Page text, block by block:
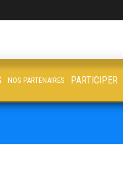
NOS PARTENAIRES PARTICIPER